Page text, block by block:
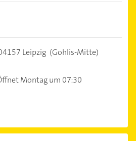
Leipzig (Gohlis-Mitte)
Montag um 07:30